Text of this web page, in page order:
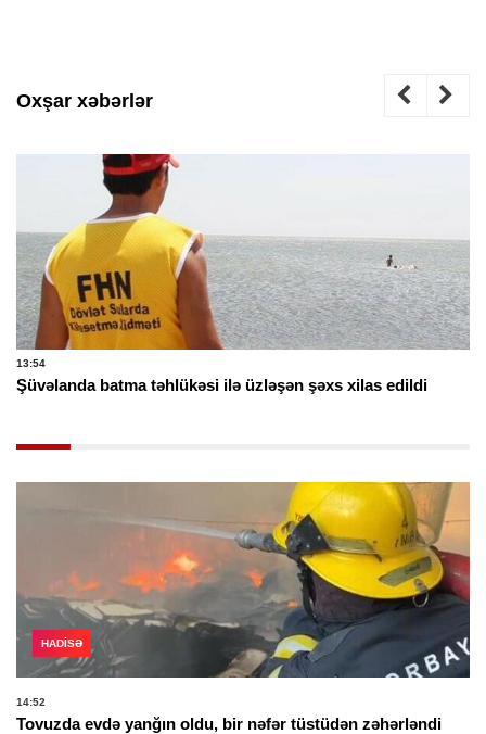
Oxşar xəbərlər
13:54
Şüvəlanda batma təhlükəsi ilə üzləşən şəxs xilas edildi
HADISƏ
14:52
Tovuzda evdə yanğın oldu, bir nəfər tüstüdən zəhərləndi